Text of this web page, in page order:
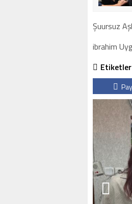
Şuursuz
ibrahim